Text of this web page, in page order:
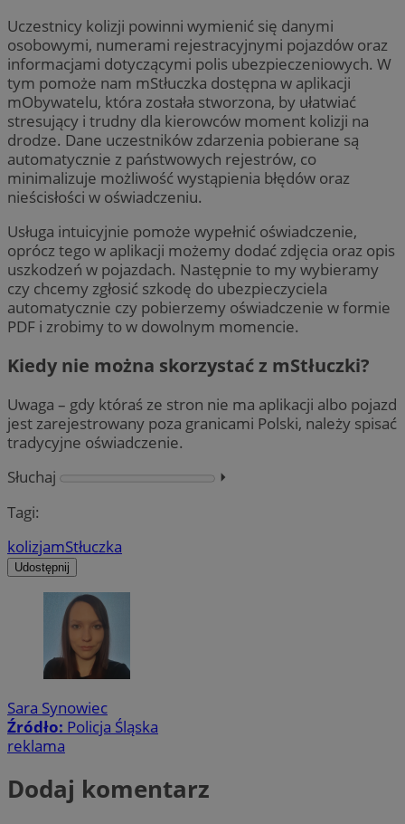
Uczestnicy kolizji powinni wymienić się danymi
osobowymi, numerami rejestracyjnymi pojazdów oraz
informacjami dotyczącymi polis ubezpieczeniowych. W
tym pomoże nam mStłuczka dostępna w aplikacji
mObywatelu, która została stworzona, by ułatwiać
stresujący i trudny dla kierowców moment kolizji na
drodze. Dane uczestników zdarzenia pobierane są
automatycznie z państwowych rejestrów, co
minimalizuje możliwość wystąpienia błędów oraz
nieścisłości w oświadczeniu.
Usługa intuicyjnie pomoże wypełnić oświadczenie,
oprócz tego w aplikacji możemy dodać zdjęcia oraz opis
uszkodzeń w pojazdach. Następnie to my wybieramy
czy chcemy zgłosić szkodę do ubezpieczyciela
automatycznie czy pobierzemy oświadczenie w formie
PDF i zrobimy to w dowolnym momencie.
Kiedy nie można skorzystać z mStłuczki?
Uwaga – gdy któraś ze stron nie ma aplikacji albo pojazd
jest zarejestrowany poza granicami Polski, należy spisać
tradycyjne oświadczenie.
Słuchaj
⏵︎
Tagi:
kolizjamStłuczka
Udostępnij
Sara Synowiec
Źródło: Policja Śląska
reklama
Dodaj komentarz